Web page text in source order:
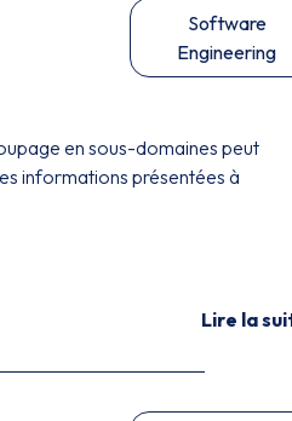
Software
Engineering
en sous-domaines peut
informations présentées à
Lire la